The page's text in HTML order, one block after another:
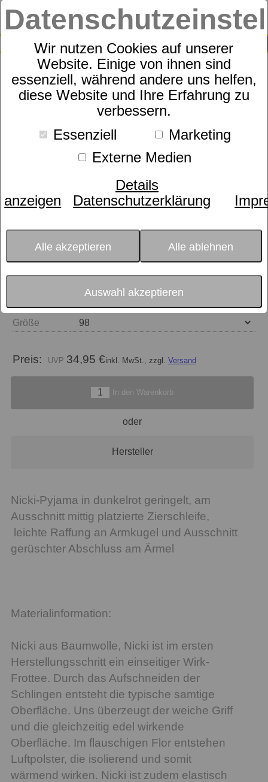
Wir nutzen Cookies auf unserer
Website. Einige von ihnen sind
essenziell, während andere uns helfen,
diese Website und Ihre Erfahrung zu
verbessern.
Essenziell
Marketing
Externe Medien
Details
anzeigen
Datenschutzerklärung
Alle akzeptieren Alle ablehnen
Auswahl akzeptieren
SUCHE
0
kuschelig und warm
Größe
Preis: 34,95 €inkl. MwSt., zzgl. Versand
In den Warenkorb
oder
Hersteller
Nicki-Pyjama in dunkelrot geringelt, am
Ausschnitt mittig platzierte Zierschleife,
leichte Raffung an Armkugel und Ausschnitt
gerüschter Abschluss am Ärmel
Materialinformation:
Nicki aus Baumwolle, Nicki ist im ersten
Herstellungsschritt ein einseitiger Wirk-
Frottee. Durch das Aufschneiden der
Schlingen entsteht die typische samtige
Oberfläche. Uns überzeugt der weiche Griff
und die gleichzeitig edel wirkende
Oberfläche. Im flauschigen Flor entstehen
Luftpolster, die isolierend und somit
wärmend wirken. Nicki ist zudem elastisch